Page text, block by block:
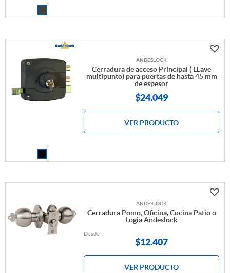
ANDESLOCK
Cerradura de acceso Principal ( LLave
multipunto) para puertas de hasta 45 mm
de espesor
$24.049
VER PRODUCTO
ANDESLOCK
Cerradura Pomo, Oficina, Cocina Patio o
Logia Andeslock
Desde
$12.407
VER PRODUCTO